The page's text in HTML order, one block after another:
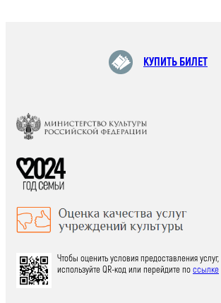
КУПИТЬ БИЛЕТ
Чтобы оценить условия предоставления услуг,
используйте QR-код или перейдите поссылке